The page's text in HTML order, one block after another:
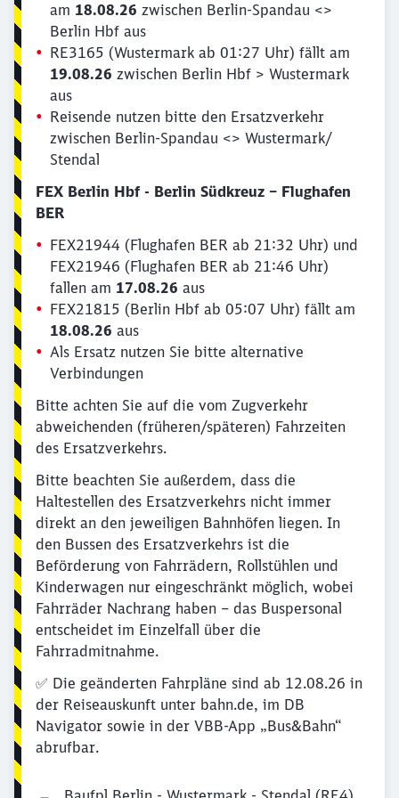
am 18.08.26 zwischen Berlin-Spandau <>
Berlin Hbf aus
RE3165 (Wustermark ab 01:27 Uhr) fällt am
19.08.26 zwischen Berlin Hbf > Wustermark
aus
Reisende nutzen bitte den Ersatzverkehr
zwischen Berlin-Spandau <> Wustermark/
Stendal
FEX Berlin Hbf - Berlin Südkreuz – Flughafen
BER
FEX21944 (Flughafen BER ab 21:32 Uhr) und
FEX21946 (Flughafen BER ab 21:46 Uhr)
fallen am 17.08.26 aus
FEX21815 (Berlin Hbf ab 05:07 Uhr) fällt am
18.08.26 aus
Als Ersatz nutzen Sie bitte alternative
Verbindungen
Bitte achten Sie auf die vom Zugverkehr
abweichenden (früheren/späteren) Fahrzeiten
des Ersatzverkehrs.
Bitte beachten Sie außerdem, dass die
Haltestellen des Ersatzverkehrs nicht immer
direkt an den jeweiligen Bahnhöfen liegen. In
den Bussen des Ersatzverkehrs ist die
Beförderung von Fahrrädern, Rollstühlen und
Kinderwagen nur eingeschränkt möglich, wobei
Fahrräder Nachrang haben – das Buspersonal
entscheidet im Einzelfall über die
Fahrradmitnahme.
✅ Die geänderten Fahrpläne sind ab 12.08.26 in
der Reiseauskunft unter bahn.de, im DB
Navigator sowie in der VBB-App „Bus&Bahn“
abrufbar.